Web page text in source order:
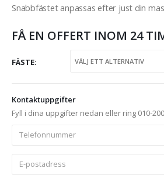
Snabbfästet anpassas efter just din
FÅ EN OFFERT INOM 24
FÄSTE
Kontaktuppgifter
Fyll i dina uppgifter nedan eller ring 010-